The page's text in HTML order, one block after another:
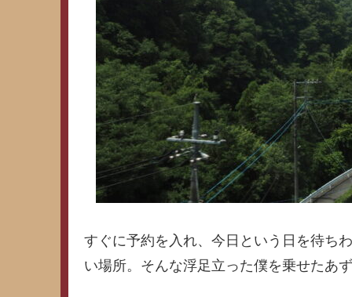
すぐに予約を入れ、今日という日を待ち
い場所。そんな浮足立った僕を乗せたあ